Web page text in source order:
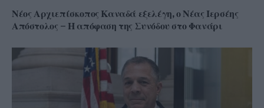
Νέος Αρχιεπίσκοπος Καναδά εξελέγη, ο Νέας Ιερσέης
Απόστολος – Η απόφαση της Συνόδου στο Φανάρι